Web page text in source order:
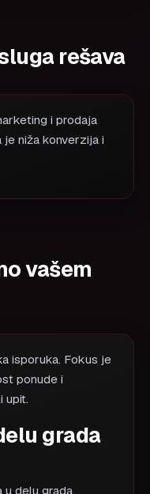
rešava
i prodaja
niža konverzija i
vašem
isporuka. Fokus je
ponude i
upit.
grada